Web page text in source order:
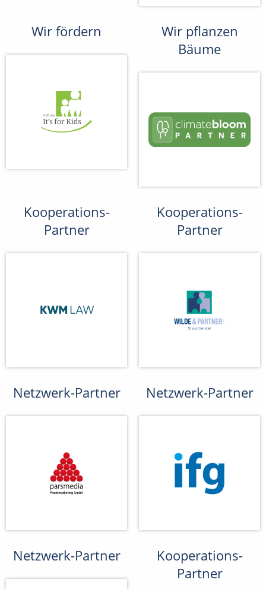
Wir fördern
Wir pflanzen
Bäume
Kooperations-
Partner
Kooperations-
Partner
Netzwerk-Partner Netzwerk-Partner
Netzwerk-Partner
Kooperations-
Partner